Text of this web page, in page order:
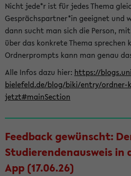
Nicht jede*r ist für jedes Thema
Gesprächspartner*in geeignet und
dann sucht man sich die Person,
über das konkrete Thema sprechen
Ordnerprompts kann man genau
Alle Infos dazu hier: https://
bielefeld.de/blog/biki/entry/ordner-
jetzt#mainSection
Feedback gewünscht:
Studierendenausweis in
App (17.06.26)